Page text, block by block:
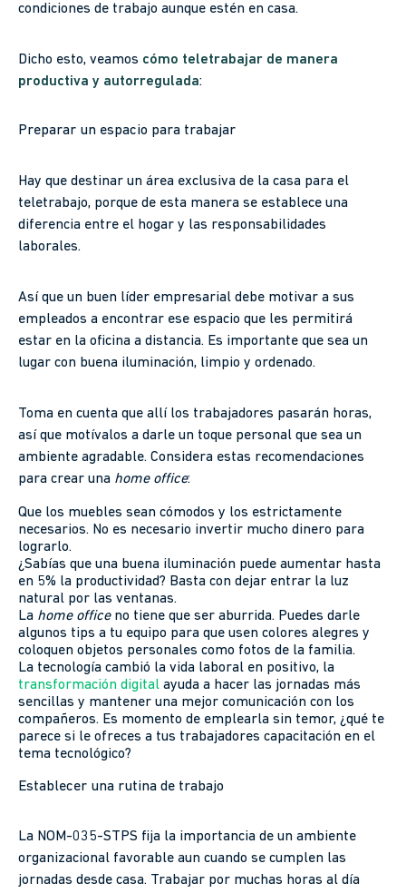
condiciones de trabajo aunque estén en casa.
Dicho esto, veamos cómo teletrabajar de manera
productiva y autorregulada:
Preparar un espacio para trabajar
Hay que destinar un área exclusiva de la casa para el
teletrabajo, porque de esta manera se establece una
diferencia entre el hogar y las responsabilidades
laborales.
Así que un buen líder empresarial debe motivar a sus
empleados a encontrar ese espacio que les permitirá
estar en la oficina a distancia. Es importante que sea un
lugar con buena iluminación, limpio y ordenado.
Toma en cuenta que allí los trabajadores pasarán horas,
así que motívalos a darle un toque personal que sea un
ambiente agradable. Considera estas recomendaciones
para crear una home office:
Que los muebles sean cómodos y los estrictamente
necesarios. No es necesario invertir mucho dinero para
lograrlo.
¿Sabías que una buena iluminación puede aumentar hasta
en 5% la productividad? Basta con dejar entrar la luz
natural por las ventanas.
La home officeno tiene que ser aburrida. Puedes darle
algunos tips a tu equipo para que usen colores alegres y
coloquen objetos personales como fotos de la familia.
La tecnología cambió la vida laboral en positivo, la
transformación digital ayuda a hacer las jornadas más
sencillas y mantener una mejor comunicación con los
compañeros. Es momento de emplearla sin temor, ¿qué te
parece si le ofreces a tus trabajadores capacitación en el
tema tecnológico?
Establecer una rutina de trabajo
La NOM-035-STPS fija la importancia de un ambiente
organizacional favorable aun cuando se cumplen las
jornadas desde casa. Trabajar por muchas horas al día